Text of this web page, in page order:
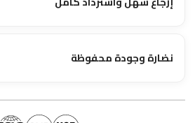
نضارة وجودة محفوظة